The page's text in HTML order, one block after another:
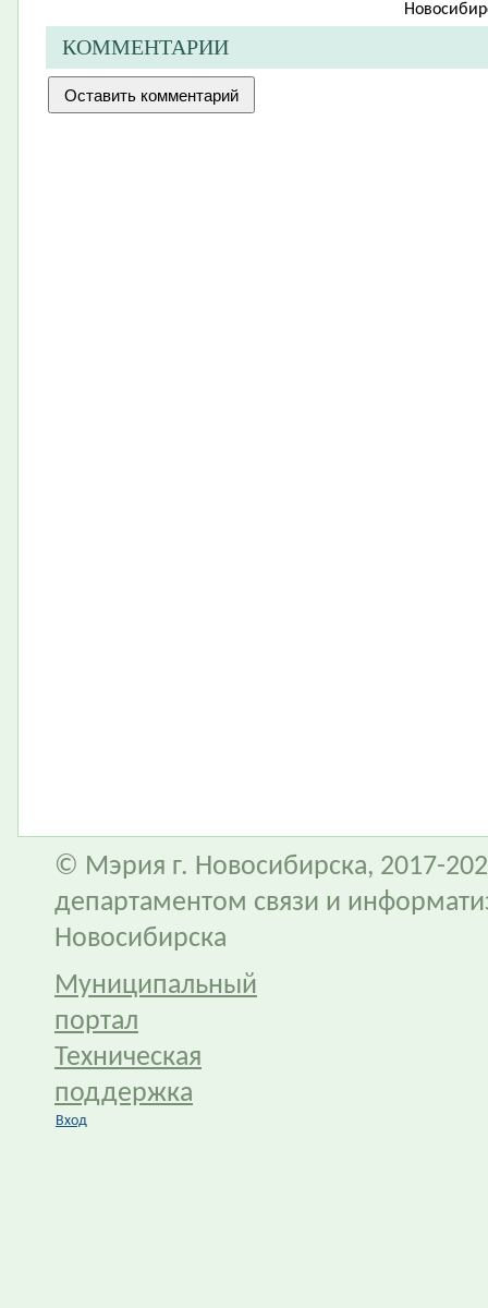
КОММЕНТАРИИ
© Мэрия г. Новосибирска, 2017-
департаментом связи и
Новосибирска
Муниципальный
портал
Техническая
поддержка
Вход